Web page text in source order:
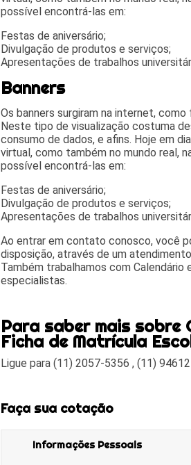
possível encontrá-las em:
Festas de aniversário;
Divulgação de produtos e serviços;
Apresentações de trabalhos
Banners
Os banners surgiram na internet,
Neste tipo de visualização costuma
consumo de dados, e afins. Hoje em
virtual, como também no mundo real,
possível encontrá-las em:
Festas de aniversário;
Divulgação de produtos e serviços;
Apresentações de trabalhos
Ao entrar em contato conosco, você
disposição, através de um
Também trabalhamos com
especialistas.
Para saber mais sobre
Ficha de Matrícula
Ligue para(11) 2057-5356 ,(11)
Faça sua cotação
Informações Pessoais